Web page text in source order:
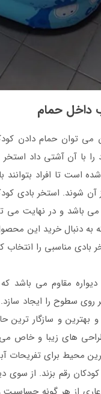
داخل حمام
توان حمام دادن
را با آن آشتی داد
است تا افراد
آن شوند. استخر بادی
باشد و در نهایت می
دنبال خرید این
مناسبی را انتخاب
دیواره مقاوم می
روی سطوح را ایجاد
و سازگار ترین
های زیبا و خاص
محیط برای تفریحات
رقم بزند. از